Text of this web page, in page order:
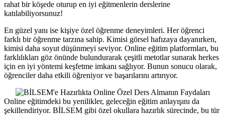
rahat bir köşede oturup en iyi eğitmenlerin derslerine
katılabiliyorsunuz!
En güzel yanı ise kişiye özel öğrenme deneyimleri. Her öğrenci
farklı bir öğrenme tarzına sahip. Kimisi görsel hafızaya dayanırken,
kimisi daha soyut düşünmeyi seviyor. Online eğitim platformları, bu
farklılıkları göz önünde bulundurarak çeşitli metotlar sunarak herkes
için en iyi yöntemi keşfetme imkanı sağlıyor. Bunun sonucu olarak,
öğrenciler daha etkili öğreniyor ve başarılarını artırıyor.
Online eğitimdeki bu yenilikler, geleceğin eğitim anlayışını da
şekillendiriyor. BİLSEM gibi özel okullara hazırlık sürecinde, bu tür